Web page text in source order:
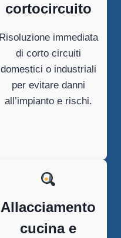
cortocircuito
Risoluzione immediata
di corto circuiti
domestici o industriali
per evitare danni
all’impianto e rischi.
Allacciamento
cucina e